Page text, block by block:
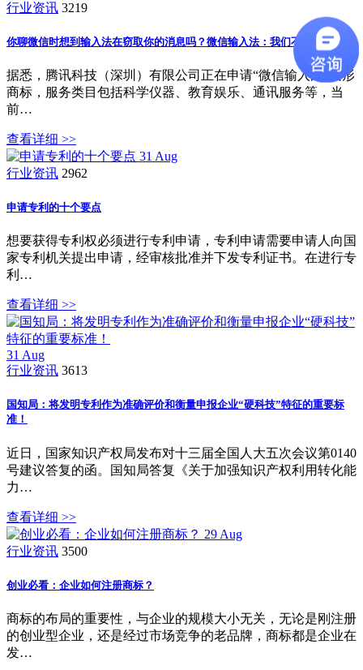
行业资讯 3219
你聊微信时想到输入法在窃取你的消息吗？微信输入法：我们不会
据悉，腾讯科技（深圳）有限公司正在申请“微信输入法”图形
商标，服务类目包括科学仪器、教育娱乐、通讯服务等，当
前…
查看详细 >>
31 Aug
行业资讯 2962
申请专利的十个要点
想要获得专利权必须进行专利申请，专利申请需要申请人向国
家专利机关提出申请，经审核批准并下发专利证书。在进行专
利…
查看详细 >>
31 Aug
行业资讯 3613
国知局：将发明专利作为准确评价和衡量申报企业“硬科技”特征的重要标
准！
近日，国家知识产权局发布对十三届全国人大五次会议第0140
号建议答复的函。国知局答复《关于加强知识产权利用转化能
力…
查看详细 >>
29 Aug
行业资讯 3500
创业必看：企业如何注册商标？
商标的布局的重要性，与企业的规模大小无关，无论是刚注册
的创业型企业，还是经过市场竞争的老品牌，商标都是企业在
发…